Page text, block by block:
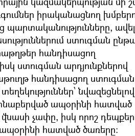
իրականացնող
ստուգման
հանդիսացող
ստուգման արդյունքներով
հանդիսացող ստուգման
ապօրինի հատված
չափը, իսկ որոշ
հատված ծառերը։